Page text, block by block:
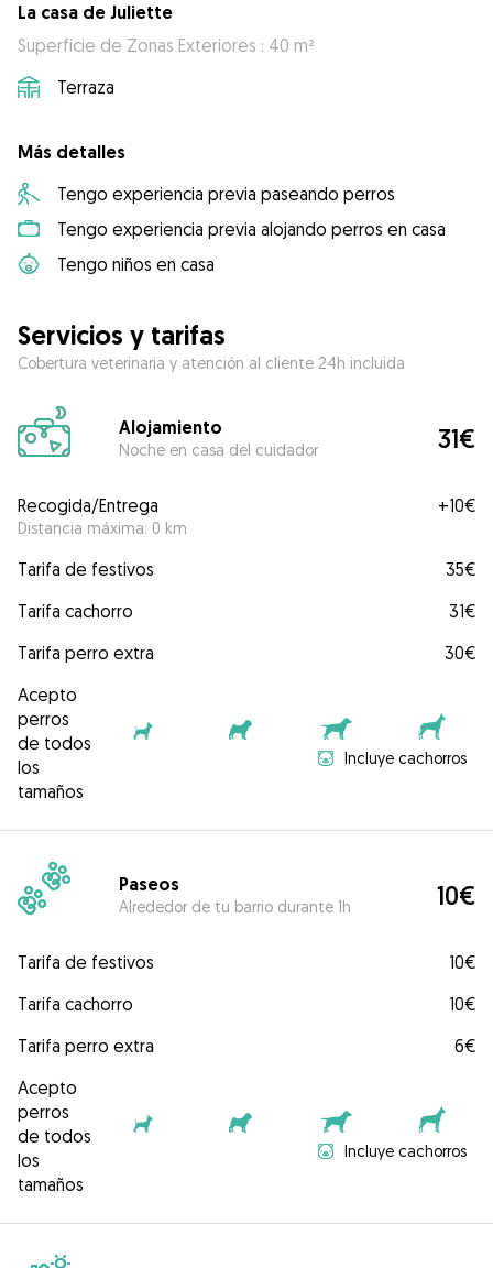
La casa de Juliette
Superficie de Zonas Exteriores : 40 m²
Terraza
Más detalles
Tengo experiencia previa paseando perros
Tengo experiencia previa alojando perros en casa
Tengo niños en casa
Servicios y tarifas
Cobertura veterinaria y atención al cliente 24h incluida
Alojamiento
Noche en casa del cuidador 31€
Recogida/Entrega
Distancia máxima: 0 km
+10€
Tarifa de festivos
35€
Tarifa cachorro
31€
Tarifa perro extra
30€
Acepto
perros
de todos
los
tamaños
Incluye cachorros
Paseos
Alrededor de tu barrio durante 1h 10€
Tarifa de festivos
10€
Tarifa cachorro
10€
Tarifa perro extra
6€
Acepto
perros
de todos
los
tamaños
Incluye cachorros